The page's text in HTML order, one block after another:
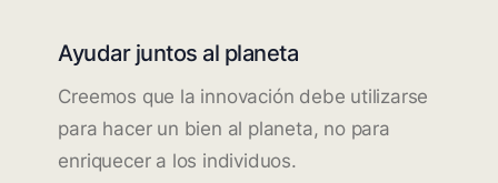
Ayudar juntos al planeta
Creemos que la innovación debe utilizarse
para hacer un bien al planeta, no para
enriquecer a los individuos.